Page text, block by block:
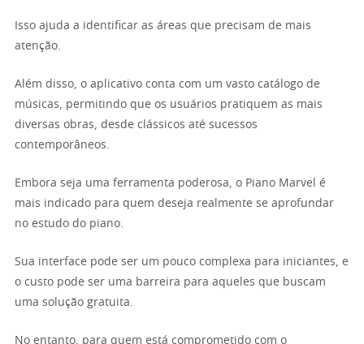
Isso ajuda a identificar as áreas que precisam de mais
atenção.
Além disso, o aplicativo conta com um vasto catálogo de
músicas, permitindo que os usuários pratiquem as mais
diversas obras, desde clássicos até sucessos
contemporâneos.
Embora seja uma ferramenta poderosa, o Piano Marvel é
mais indicado para quem deseja realmente se aprofundar
no estudo do piano.
Sua interface pode ser um pouco complexa para iniciantes, e
o custo pode ser uma barreira para aqueles que buscam
uma solução gratuita.
No entanto, para quem está comprometido com o